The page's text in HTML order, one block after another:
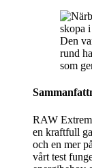
Den
rund
som
RAW
en kraftfull
och en mer
vårt test